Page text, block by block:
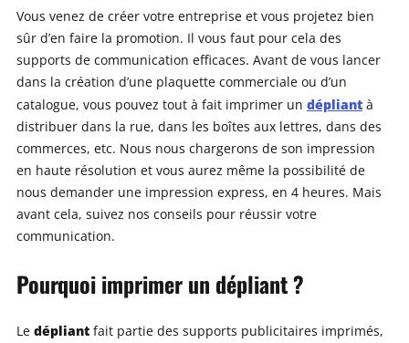
Vous venez de créer votre entreprise et vous projetez bien
sûr d’en faire la promotion. Il vous faut pour cela des
supports de communication efficaces. Avant de vous lancer
dans la création d’une plaquette commerciale ou d’un
catalogue, vous pouvez tout à fait imprimer un dépliantà
distribuer dans la rue, dans les boîtes aux lettres, dans des
commerces, etc. Nous nous chargerons de son impression
en haute résolution et vous aurez même la possibilité de
nous demander une impression express, en 4 heures. Mais
avant cela, suivez nos conseils pour réussir votre
communication.
Pourquoi imprimer un dépliant ?
Le dépliantfait partie des supports publicitaires imprimés,